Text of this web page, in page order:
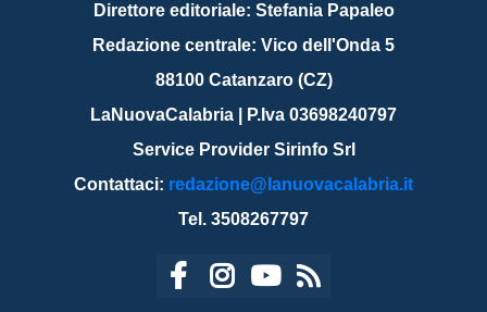
Direttore editoriale: Stefania Papaleo
Redazione centrale: Vico dell'Onda 5
88100 Catanzaro (CZ)
LaNuovaCalabria | P.Iva 03698240797
Service Provider Sirinfo Srl
Contattaci: redazione@lanuovacalabria.it
Tel. 3508267797